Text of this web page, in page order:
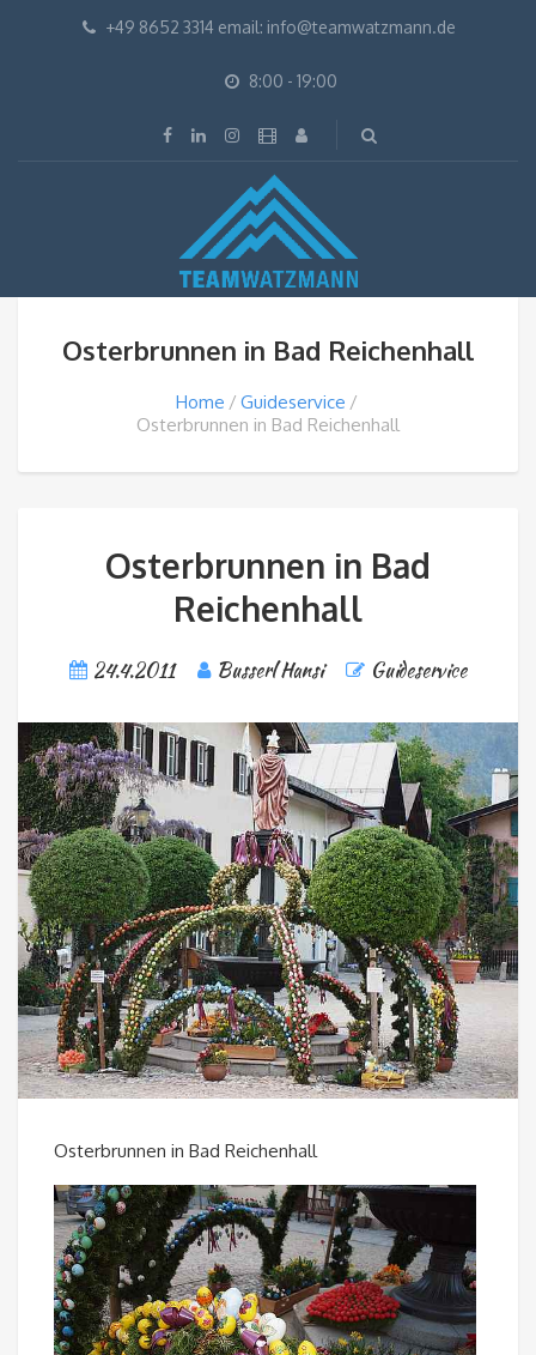
+49 8652 3314 email: info@teamwatzmann.de
8:00 - 19:00
Osterbrunnen in Bad Reichenhall
Home
Guideservice
Osterbrunnen in Bad Reichenhall
Osterbrunnen in Bad
Reichenhall
24.4.2011 Busserl Hansi Guideservice
Osterbrunnen in Bad Reichenhall